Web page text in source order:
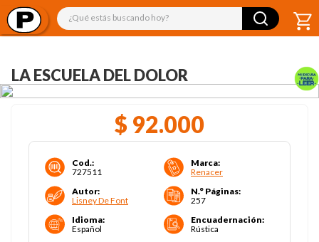
¿Qué estás buscando hoy?
LA ESCUELA DEL DOLOR
$ 92.000
Cod.:
727511
Marca:
Renacer
Autor:
Lisney De Font
N.° Páginas:
257
Idioma:
Español
Encuadernación:
Rústica